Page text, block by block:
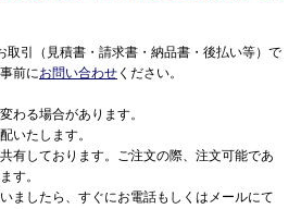
取引（見積書・請求書・納品書・後払い等）で
前にお問い合わせ ください。
わる場合があります。
いたします。
有しております。ご注文の際、注文可能であ
す。
ましたら、すぐにお電話もしくはメールにて